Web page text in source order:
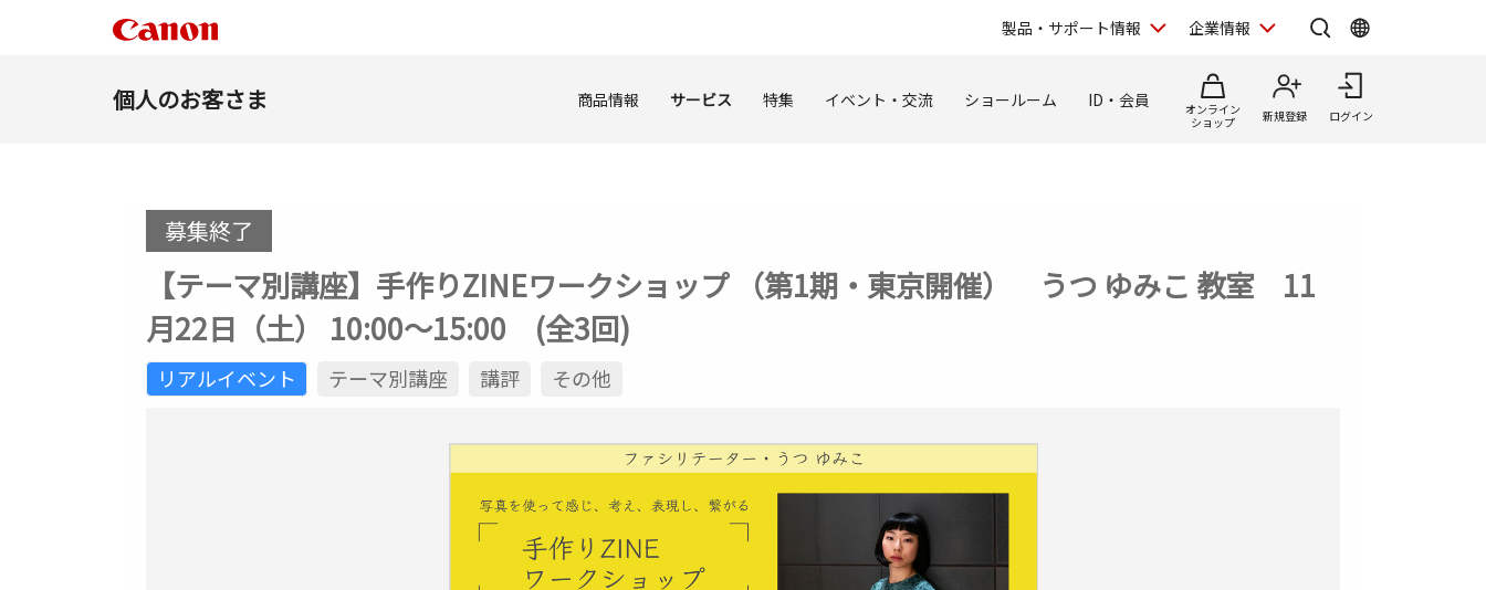
製品・サポート情報 企業情報
個人のお客さま 商品情報 サービス 特集 イベント・交流 ショールーム ID・会員
オンライン
ショップ
新規登録 ログイン
募集終了
【テーマ別講座】手作りZINEワークショップ （第1期・東京開催） うつ ゆみこ 教室 11
月22日（土） 10:00～15:00 (全3回)
リアルイベント テーマ別講座 講評 その他